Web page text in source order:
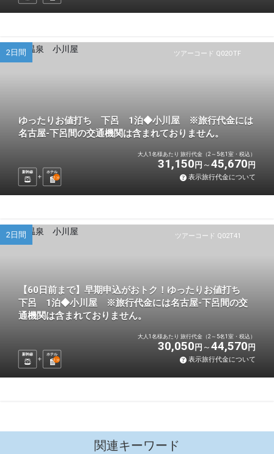
ツアーコード Q02OTF
2日間
ゆったりお値打ち 下呂 1泊◆小川屋 ※旅行代金には
名古屋-下呂間の交通機関は含まれておりません。
新幹線
ホテル
1 泊
大人1名様あたり 旅行代金（2～5名1室・税込）
31,150 円 45,670 円
表示旅行代金について
ツアーコード Q02T41
2日間
【60日前まで】早期申込がおトク！ゆったりお値打ち
下呂 1泊◆小川屋 ※旅行代金には名古屋-下呂間の交
通機関は含まれておりません。
新幹線
ホテル
1 泊
大人1名様あたり 旅行代金（2～5名1室・税込）
30,050 円 44,570 円
表示旅行代金について
関連キーワード